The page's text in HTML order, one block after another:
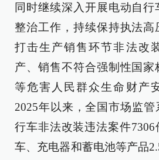
同时继续深入开展电动自
整治工作，持续保持执法高
打击生产销售环节非法改
产、销售不符合强制性国
等危害人民群众生命财产
2025年以来，全国市场监
行车非法改装违法案件
车、充电器和蓄电池等产品